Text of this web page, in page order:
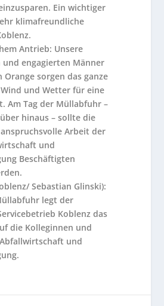
Ein wichtiger
klimafreundliche
Antrieb: Unsere
und engagierten Männer
Orange sorgen das ganze
und Wetter für eine
Am Tag der Müllabfuhr –
hinaus – sollte die
Arbeit der
und
Beschäftigten
Sebastian Glinski):
legt der
Koblenz das
die Kolleginnen und
und